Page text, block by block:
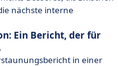
nächste interne
Ein Bericht, der für
in einer